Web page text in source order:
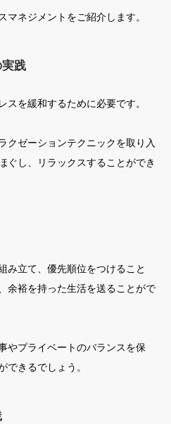
マネジメントをご紹介します。
実践
スを緩和するために必要です。
クゼーションテクニックを取り入
ぐし、リラックスすることができ
み立て、優先順位をつけること
余裕を持った生活を送ることがで
やプライベートのバランスを保
できるでしょう。